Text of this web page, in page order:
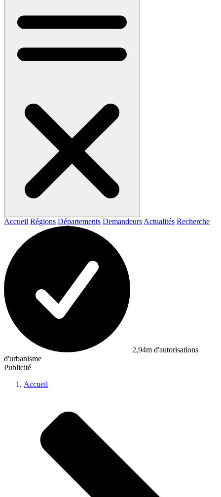
Accueil Régions Départements Demandeurs Actualités Recherche
2,94m d'autorisations
d'urbanisme
Publicité
Accueil